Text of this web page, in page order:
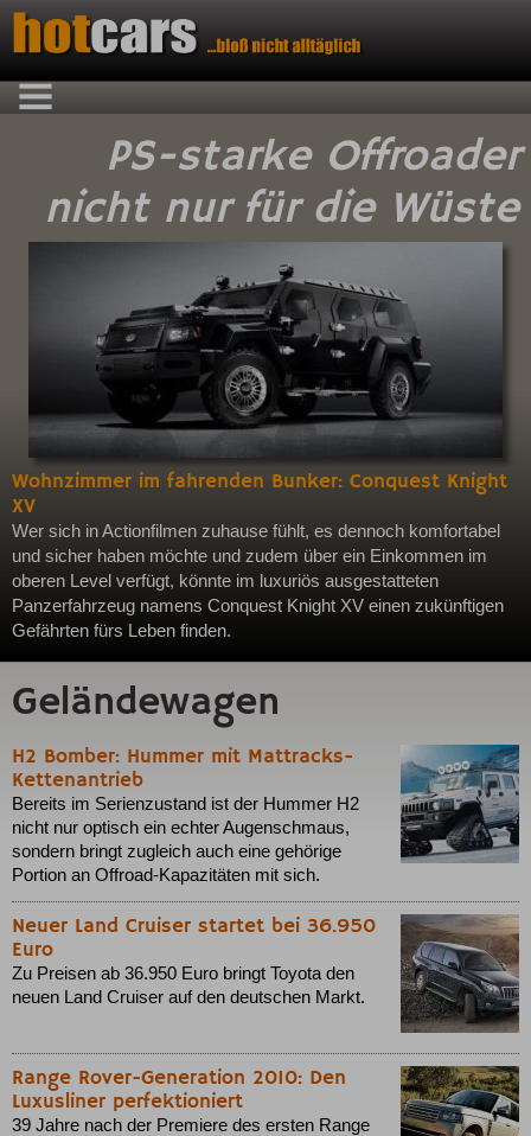
PS-starke Offroader
nicht nur für die Wüste
Wohnzimmer im fahrenden Bunker: Conquest Knight
XV
Wer sich in Actionfilmen zuhause fühlt, es dennoch komfortabel
und sicher haben möchte und zudem über ein Einkommen im
oberen Level verfügt, könnte im luxuriös ausgestatteten
Panzerfahrzeug namens Conquest Knight XV einen zukünftigen
Gefährten fürs Leben finden.
Geländewagen
H2 Bomber: Hummer mit Mattracks-
Kettenantrieb
Bereits im Serienzustand ist der Hummer H2
nicht nur optisch ein echter Augenschmaus,
sondern bringt zugleich auch eine gehörige
Portion an Offroad-Kapazitäten mit sich.
Neuer Land Cruiser startet bei 36.950
Euro
Zu Preisen ab 36.950 Euro bringt Toyota den
neuen Land Cruiser auf den deutschen Markt.
Range Rover-Generation 2010: Den
Luxusliner perfektioniert
39 Jahre nach der Premiere des ersten Range